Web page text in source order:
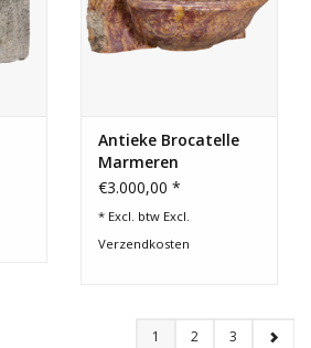
Antieke Brocatelle
Marmeren
Handwasbak
€3.000,00 *
* Excl. btw Excl.
Verzendkosten
1 2 3